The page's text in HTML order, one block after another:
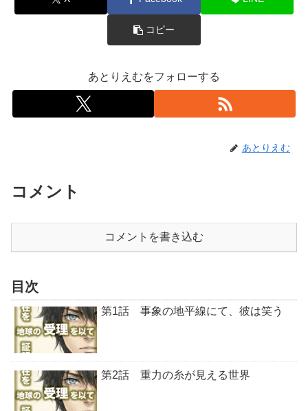
コピー
あとりえむをフォローする
あとりえむ
コメント
コメントを書き込む
目次
第1話 事象の地平線にて、彼は笑う
第2話 重力の糸が見える世界